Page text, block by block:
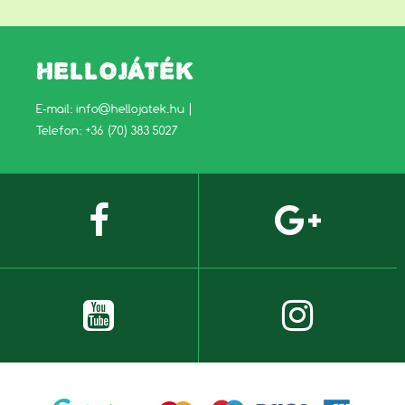
HELLOJÁTÉK
E-mail: info@hellojatek.hu
Telefon: +36 (70) 383 5027